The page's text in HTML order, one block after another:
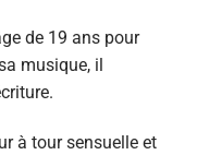
de 19 ans pour
musique, il
à tour sensuelle et